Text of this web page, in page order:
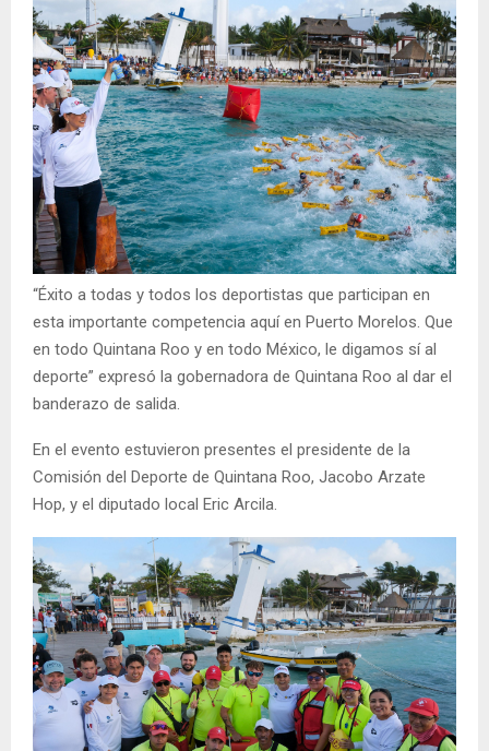
“Éxito a todas y todos los deportistas que participan en
esta importante competencia aquí en Puerto Morelos. Que
en todo Quintana Roo y en todo México, le digamos sí al
deporte” expresó la gobernadora de Quintana Roo al dar el
banderazo de salida.
En el evento estuvieron presentes el presidente de la
Comisión del Deporte de Quintana Roo, Jacobo Arzate
Hop, y el diputado local Eric Arcila.